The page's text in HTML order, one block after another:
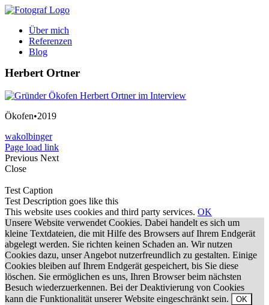
Zum
springenÜber mich
Referenzen
Blog
Herbert Ortner
Ökofen•2019
wakolbinger
Page load link
Previous Next
Close
Test Caption
Test Description goes like this
This website uses cookies and third party services. OK
Unsere Website verwendet Cookies. Dabei handelt es sich um
kleine Textdateien, die mit Hilfe des Browsers auf Ihrem Endgerät
abgelegt werden. Sie richten keinen Schaden an. Wir nutzen
Cookies dazu, unser Angebot nutzerfreundlich zu gestalten. Einige
Cookies bleiben auf Ihrem Endgerät gespeichert, bis Sie diese
löschen. Sie ermöglichen es uns, Ihren Browser beim nächsten
Besuch wiederzuerkennen. Bei der Deaktivierung von Cookies
kann die Funktionalität unserer Website eingeschränkt sein.
OK